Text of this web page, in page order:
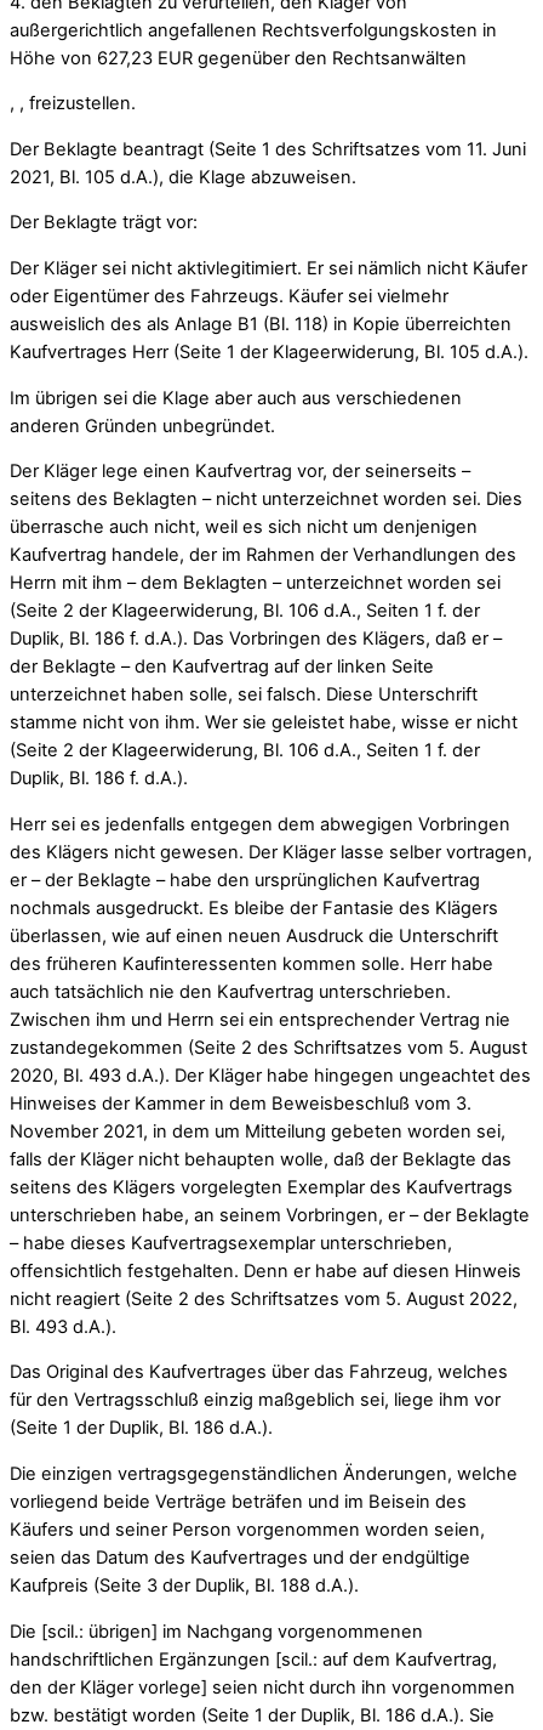
außergerichtlich angefallenen Rechtsverfolgungskosten in
Höhe von 627,23 EUR gegenüber den Rechtsanwälten
, , freizustellen.
Der Beklagte beantragt (Seite 1 des Schriftsatzes vom 11. Juni
2021, Bl. 105 d.A.), die Klage abzuweisen.
Der Beklagte trägt vor:
Der Kläger sei nicht aktivlegitimiert. Er sei nämlich nicht Käufer
oder Eigentümer des Fahrzeugs. Käufer sei vielmehr
ausweislich des als Anlage B1 (Bl. 118) in Kopie überreichten
Kaufvertrages Herr (Seite 1 der Klageerwiderung, Bl. 105 d.A.).
Im übrigen sei die Klage aber auch aus verschiedenen
anderen Gründen unbegründet.
Der Kläger lege einen Kaufvertrag vor, der seinerseits –
seitens des Beklagten – nicht unterzeichnet worden sei. Dies
überrasche auch nicht, weil es sich nicht um denjenigen
Kaufvertrag handele, der im Rahmen der Verhandlungen des
Herrn mit ihm – dem Beklagten – unterzeichnet worden sei
(Seite 2 der Klageerwiderung, Bl. 106 d.A., Seiten 1 f. der
Duplik, Bl. 186 f. d.A.). Das Vorbringen des Klägers, daß er –
der Beklagte – den Kaufvertrag auf der linken Seite
unterzeichnet haben solle, sei falsch. Diese Unterschrift
stamme nicht von ihm. Wer sie geleistet habe, wisse er nicht
(Seite 2 der Klageerwiderung, Bl. 106 d.A., Seiten 1 f. der
Duplik, Bl. 186 f. d.A.).
Herr sei es jedenfalls entgegen dem abwegigen Vorbringen
des Klägers nicht gewesen. Der Kläger lasse selber vortragen,
er – der Beklagte – habe den ursprünglichen Kaufvertrag
nochmals ausgedruckt. Es bleibe der Fantasie des Klägers
überlassen, wie auf einen neuen Ausdruck die Unterschrift
des früheren Kaufinteressenten kommen solle. Herr habe
auch tatsächlich nie den Kaufvertrag unterschrieben.
Zwischen ihm und Herrn sei ein entsprechender Vertrag nie
zustandegekommen (Seite 2 des Schriftsatzes vom 5. August
2020, Bl. 493 d.A.). Der Kläger habe hingegen ungeachtet des
Hinweises der Kammer in dem Beweisbeschluß vom 3.
November 2021, in dem um Mitteilung gebeten worden sei,
falls der Kläger nicht behaupten wolle, daß der Beklagte das
seitens des Klägers vorgelegten Exemplar des Kaufvertrags
unterschrieben habe, an seinem Vorbringen, er – der Beklagte
– habe dieses Kaufvertragsexemplar unterschrieben,
offensichtlich festgehalten. Denn er habe auf diesen Hinweis
nicht reagiert (Seite 2 des Schriftsatzes vom 5. August 2022,
Bl. 493 d.A.).
Das Original des Kaufvertrages über das Fahrzeug, welches
für den Vertragsschluß einzig maßgeblich sei, liege ihm vor
(Seite 1 der Duplik, Bl. 186 d.A.).
Die einzigen vertragsgegenständlichen Änderungen, welche
vorliegend beide Verträge beträfen und im Beisein des
Käufers und seiner Person vorgenommen worden seien,
seien das Datum des Kaufvertrages und der endgültige
Kaufpreis (Seite 3 der Duplik, Bl. 188 d.A.).
Die [scil.: übrigen] im Nachgang vorgenommenen
handschriftlichen Ergänzungen [scil.: auf dem Kaufvertrag,
den der Kläger vorlege] seien nicht durch ihn vorgenommen
bzw. bestätigt worden (Seite 1 der Duplik, Bl. 186 d.A.). Sie